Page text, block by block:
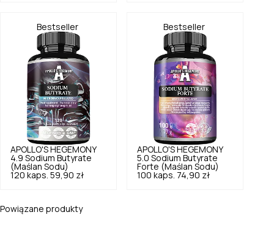
Bestseller
APOLLO'S HEGEMONY
4.9 Sodium Butyrate
(Maślan Sodu)
120 kaps. 59,90 zł
Bestseller
APOLLO'S HEGEMONY
5.0 Sodium Butyrate
Forte (Maślan Sodu)
100 kaps. 74,90 zł
Powiązane produkty